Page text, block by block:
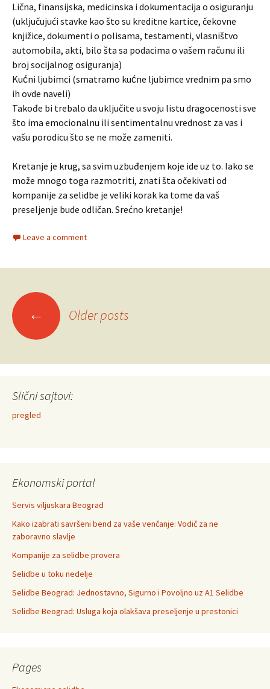
Lična, finansijska, medicinska i dokumentacija o osiguranju
(uključujući stavke kao što su kreditne kartice, čekovne
knjižice, dokumenti o polisama, testamenti, vlasništvo
automobila, akti, bilo šta sa podacima o vašem računu ili
broj socijalnog osiguranja)
Kućni ljubimci (smatramo kućne ljubimce vrednim pa smo
ih ovde naveli)
Takođe bi trebalo da uključite u svoju listu dragocenosti sve
što ima emocionalnu ili sentimentalnu vrednost za vas i
vašu porodicu što se ne može zameniti.
Kretanje je krug, sa svim uzbuđenjem koje ide uz to. Iako se
može mnogo toga razmotriti, znati šta očekivati od
kompanije za selidbe je veliki korak ka tome da vaš
preseljenje bude odličan. Srećno kretanje!
Leave a comment
Posts
navigation
← Older posts
Slični sajtovi:
pregled
Ekonomski portal
Servis viljuskara Beograd
Kako izabrati savršeni bend za vaše venčanje: Vodič za ne
zaboravno slavlje
Kompanije za selidbe provera
Selidbe u toku nedelje
Selidbe Beograd: Jednostavno, Sigurno i Povoljno uz A1 Selidbe
Selidbe Beograd: Usluga koja olakšava preseljenje u prestonici
Pages